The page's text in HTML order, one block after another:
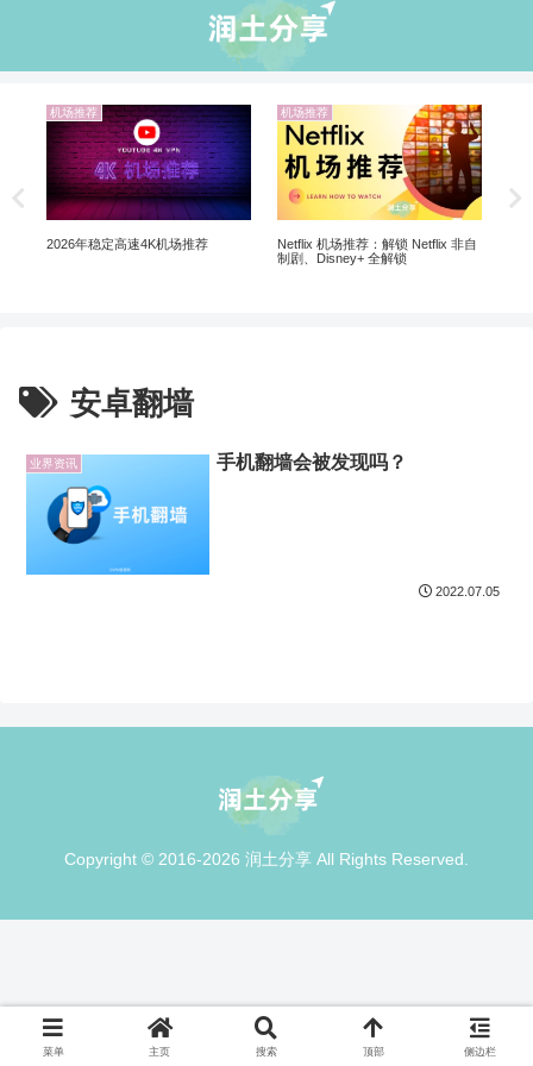
机场推荐
2026年稳定高速4K机场推荐
机场推荐
Netflix 机场推荐：解锁 Netflix 非自
制剧、Disney+ 全解锁
安卓翻墙
业界资讯 手机翻墙会被发现吗？
2022.07.05
Copyright © 2016-2026 润土分享 All Rights Reserved.
菜单 主页 搜索 顶部 侧边栏